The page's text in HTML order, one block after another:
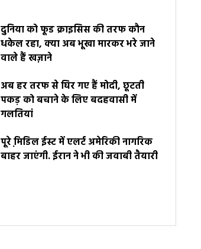
दुनिया को फूड क्राइसिस की तरफ कौन
धकेल रहा, क्या अब भूखा मारकर भरे जाने
वाले हैं खज़ाने
अब हर तरफ से घिर गए हैं मोदी, छूटती
पकड़ को बचाने के लिए बदहवासी में
गलतियां
पूरे मि़डिल ईस्ट में एलर्ट अमेरिकी नागरिक
बाहर जाएंगी. ईरान ने भी की जवाबी तैयारी